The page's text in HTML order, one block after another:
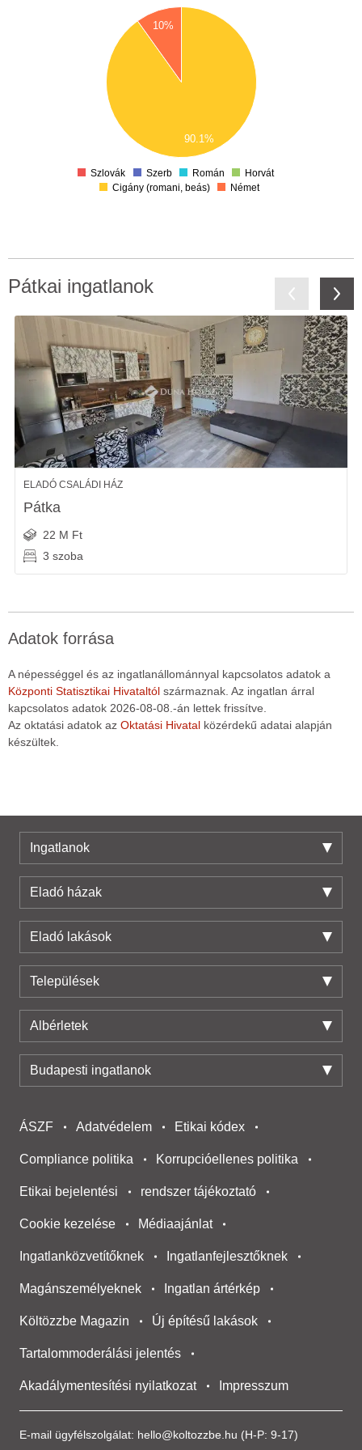
90.1%
10%
Szlovák Szerb Román
Horvát
Cigány (romani, beás)
Német
Pátkai ingatlanok
ELADÓ CSALÁDI HÁZ
Pátka
22 M Ft
3 szoba
Adatok forrása
A népességgel és az ingatlanállománnyal kapcsolatos adatok a
Központi Statisztikai Hivataltól származnak. Az ingatlan árral
kapcsolatos adatok 2026-08-08.-án lettek frissítve.
Az oktatási adatok az Oktatási Hivatal közérdekű adatai alapján
készültek.
Ingatlanok
Eladó házak
Eladó lakások
Települések
Albérletek
Budapesti ingatlanok
E-mail ügyfélszolgálat: hello@koltozzbe.hu (H-P: 9-17)
ÁSZF Adatvédelem Etikai kódex
Compliance politika Korrupcióellenes politika
Etikai bejelentési rendszer tájékoztató
Cookie kezelése Médiaajánlat
Ingatlanközvetítőknek Ingatlanfejlesztőknek
Magánszemélyeknek Ingatlan ártérkép
Költözzbe Magazin Új építésű lakások
Tartalommoderálási jelentés
Akadálymentesítési nyilatkozat Impresszum